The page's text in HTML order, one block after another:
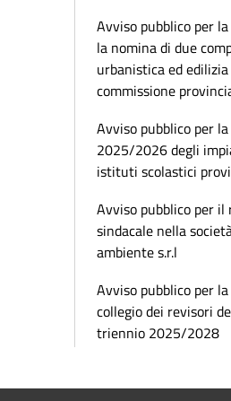
Avviso pubblico per
la nomina di due
urbanistica ed
commissione
Avviso pubblico per
2025/2026 degli
istituti scolastici
Avviso pubblico per
sindacale nella
ambiente s.r.l
Avviso pubblico per
collegio dei revisori
triennio 2025/2028